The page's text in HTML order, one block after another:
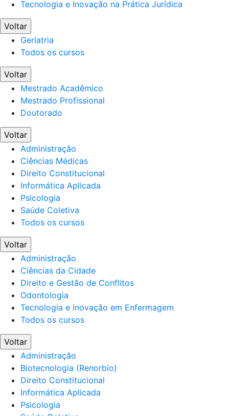
Tecnologia e Inovação na Prática Jurídica
Voltar
Geriatria
Todos os cursos
Voltar
Mestrado Acadêmico
Mestrado Profissional
Doutorado
Voltar
Administração
Ciências Médicas
Direito Constitucional
Informática Aplicada
Psicologia
Saúde Coletiva
Todos os cursos
Voltar
Administração
Ciências da Cidade
Direito e Gestão de Conflitos
Odontologia
Tecnologia e Inovação em Enfermagem
Todos os cursos
Voltar
Administração
Biotecnologia (Renorbio)
Direito Constitucional
Informática Aplicada
Psicologia